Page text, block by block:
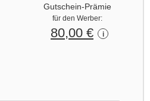
Gutschein-Prämie
für den Werber:
80,00 € i